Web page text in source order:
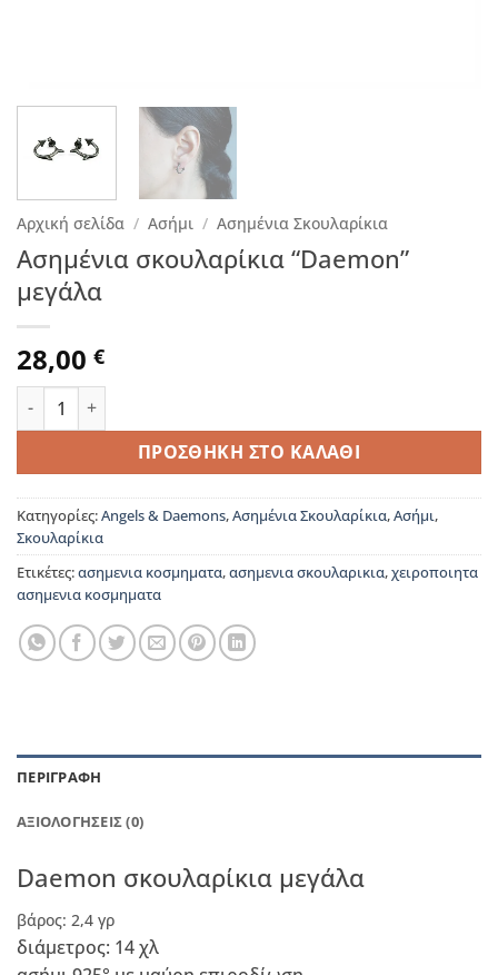
Αρχική σελίδα / Ασήμι / Ασημένια Σκουλαρίκια
Ασημένια σκουλαρίκια “Daemon”
μεγάλα
28,00 €
Ασημένια σκουλαρίκια "Daemon" μεγάλα ποσότητα
ΠΡΟΣΘΉΚΗ ΣΤΟ ΚΑΛΆΘΙ
Κατηγορίες:Angels & Daemons,Ασημένια Σκουλαρίκια,Ασήμι,
Σκουλαρίκια
Ετικέτες:ασημενια κοσμηματα,ασημενια σκουλαρικια,χειροποιητα
ασημενια κοσμηματα
ΠΕΡΙΓΡΑΦΉ
ΑΞΙΟΛΟΓΉΣΕΙΣ (0)
Daemon σκουλαρίκια μεγάλα
βάρος: 2,4 γρ
διάμετρος: 14 χλ